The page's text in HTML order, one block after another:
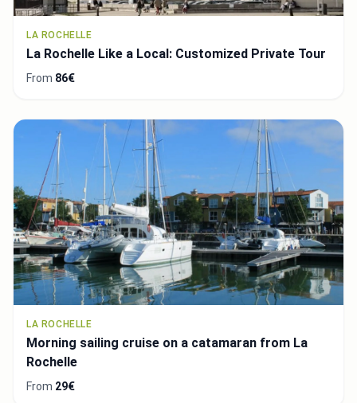
LA ROCHELLE
La Rochelle Like a Local: Customized Private Tour
From 86€
LA ROCHELLE
Morning sailing cruise on a catamaran from La
Rochelle
From 29€